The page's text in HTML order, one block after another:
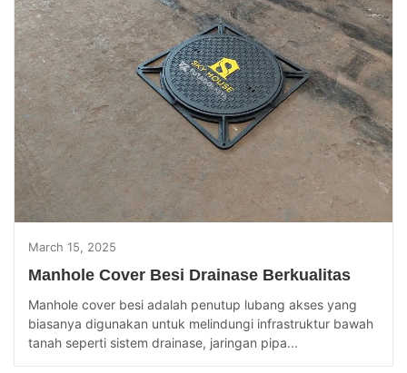
March 15, 2025
Manhole Cover Besi Drainase Berkualitas
Manhole cover besi adalah penutup lubang akses yang
biasanya digunakan untuk melindungi infrastruktur bawah
tanah seperti sistem drainase, jaringan pipa...